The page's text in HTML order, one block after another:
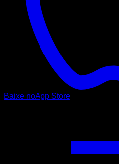
Baixe noApp Store